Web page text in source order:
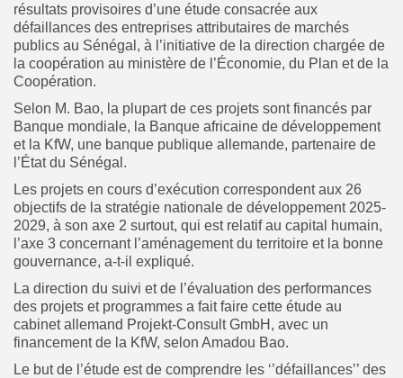
résultats provisoires d’une étude consacrée aux
défaillances des entreprises attributaires de marchés
publics au Sénégal, à l’initiative de la direction chargée de
la coopération au ministère de l’Économie, du Plan et de la
Coopération.
Selon M. Bao, la plupart de ces projets sont financés par
Banque mondiale, la Banque africaine de développement
et la KfW, une banque publique allemande, partenaire de
l’État du Sénégal.
Les projets en cours d’exécution correspondent aux 26
objectifs de la stratégie nationale de développement 2025-
2029, à son axe 2 surtout, qui est relatif au capital humain,
l’axe 3 concernant l’aménagement du territoire et la bonne
gouvernance, a-t-il expliqué.
La direction du suivi et de l’évaluation des performances
des projets et programmes a fait faire cette étude au
cabinet allemand Projekt-Consult GmbH, avec un
financement de la KfW, selon Amadou Bao.
Le but de l’étude est de comprendre les ‘’défaillances’’ des